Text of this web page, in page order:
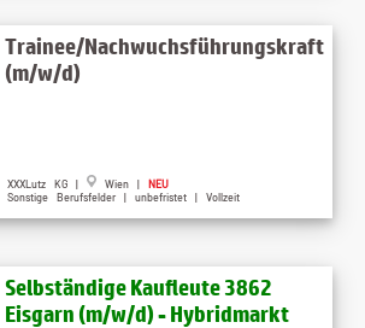
Trainee/Nachwuchsführungskraft
(m/w/d)
XXXLutz KG | Wien | NEU
Sonstige Berufsfelder | unbefristet | Vollzeit
Selbständige Kaufleute 3862
Eisgarn (m/w/d) - Hybridmarkt